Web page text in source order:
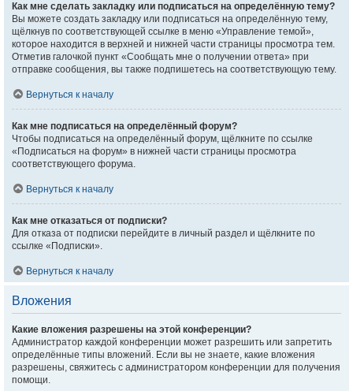
Как мне сделать закладку или подписаться на определённую тему?
Вы можете создать закладку или подписаться на определённую тему,
щёлкнув по соответствующей ссылке в меню «Управление темой»,
которое находится в верхней и нижней части страницы просмотра тем.
Отметив галочкой пункт «Сообщать мне о получении ответа» при
отправке сообщения, вы также подпишетесь на соответствующую тему.
Вернуться к началу
Как мне подписаться на определённый форум?
Чтобы подписаться на определённый форум, щёлкните по ссылке
«Подписаться на форум» в нижней части страницы просмотра
соответствующего форума.
Вернуться к началу
Как мне отказаться от подписки?
Для отказа от подписки перейдите в личный раздел и щёлкните по
ссылке «Подписки».
Вернуться к началу
Вложения
Какие вложения разрешены на этой конференции?
Администратор каждой конференции может разрешить или запретить
определённые типы вложений. Если вы не знаете, какие вложения
разрешены, свяжитесь с администратором конференции для получения
помощи.